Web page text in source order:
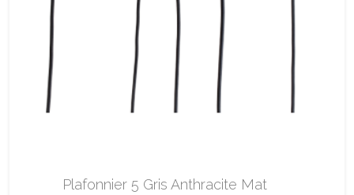
Plafonnier 5 Gris Anthracite Mat